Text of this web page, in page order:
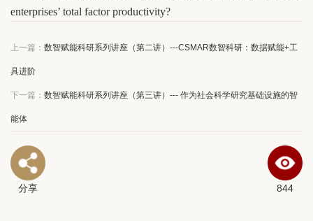
enterprises’ total factor productivity?
上一篇： 数智赋能科研系列讲座（第二讲）---CSMAR数智科研：数据赋能+工
具进阶
下一篇： 数智赋能科研系列讲座（第三讲）--- 作为社会科学研究基础设施的智
能体
分享 844